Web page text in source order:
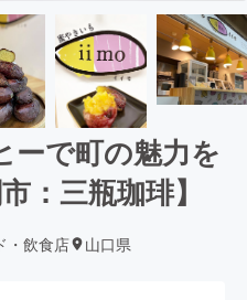
ーで町の魅力を
：三瓶珈琲】
・飲食店 山口県